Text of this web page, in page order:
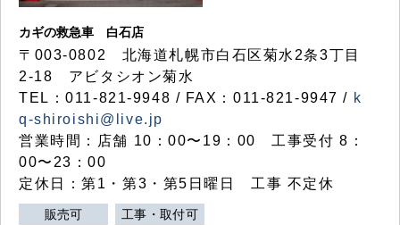
カギの救急車 白石店
〒003-0802 北海道札幌市白石区菊水2条3丁目
2-18 アビタシオン菊水
TEL：011-821-9948 / FAX：011-821-9947 / k
q-shiroishi@live.jp
営業時間：店舗 10：00〜19：00 工事受付 8：
00〜23：00
定休日：第1・第3・第5日曜日 工事 不定休
販売可 工事・取付可